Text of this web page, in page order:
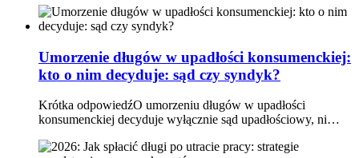
Umorzenie długów w upadłości konsumenckiej:
kto o nim decyduje: sąd czy syndyk?
Krótka odpowiedźO umorzeniu długów w upadłości
konsumenckiej decyduje wyłącznie sąd upadłościowy, ni…